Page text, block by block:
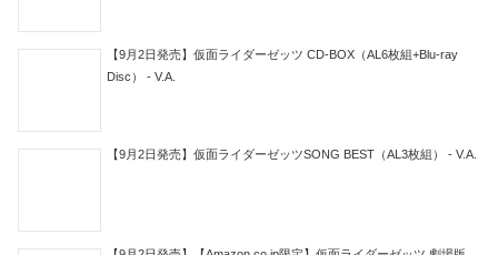
【9月2日発売】仮面ライダーゼッツ CD-BOX（AL6枚組+Blu-ray
Disc） - V.A.
【9月2日発売】仮面ライダーゼッツSONG BEST（AL3枚組） - V.A.